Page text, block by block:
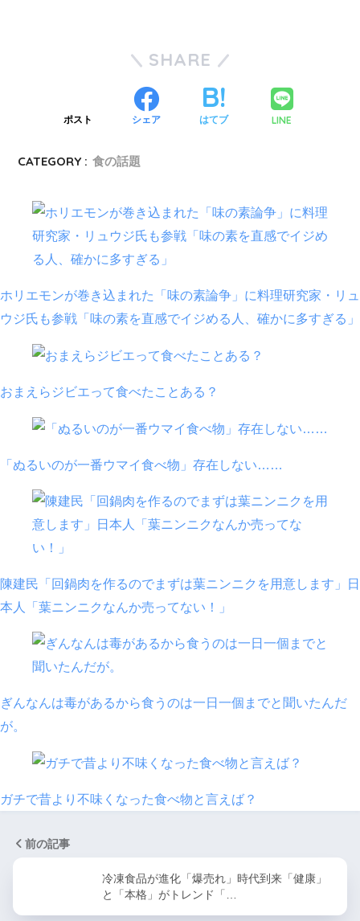
SHARE
ポスト シェア はてブ LINE
CATEGORY : 食の話題
ホリエモンが巻き込まれた「味の素論争」に料理研究家・リュ
ウジ氏も参戦「味の素を直感でイジめる人、確かに多すぎる」
おまえらジビエって食べたことある？
「ぬるいのが一番ウマイ食べ物」存在しない……
陳建民「回鍋肉を作るのでまずは葉ニンニクを用意します」日
本人「葉ニンニクなんか売ってない！」
ぎんなんは毒があるから食うのは一日一個までと聞いたんだ
が。
ガチで昔より不味くなった食べ物と言えば？
前の記事
冷凍食品が進化「爆売れ」時代到来「健康」
と「本格」がトレンド「…